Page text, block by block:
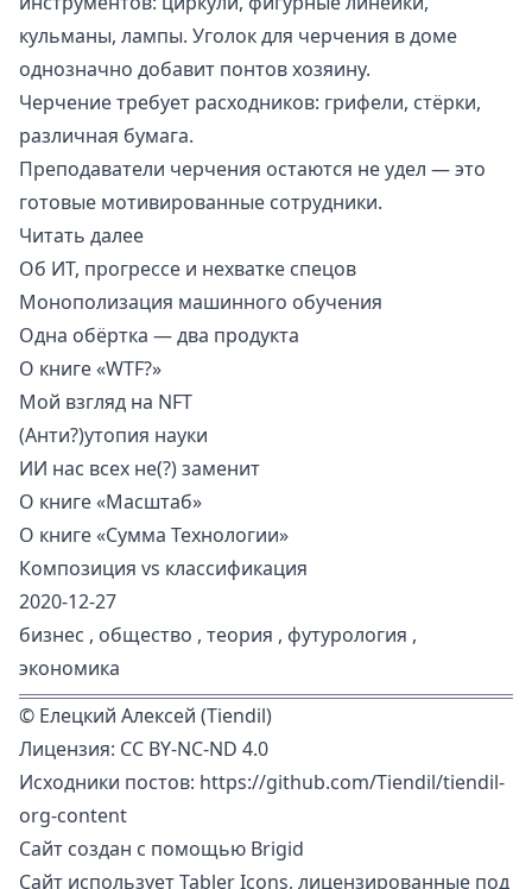
кульманы, лампы. Уголок для черчения в доме
однозначно добавит понтов хозяину.
Черчение требует расходников: грифели, стёрки,
различная бумага.
Преподаватели черчения остаются не удел — это
готовые мотивированные сотрудники.
Читать далее
Об ИТ, прогрессе и нехватке спецов
Монополизация машинного обучения
Одна обёртка — два продукта
О книге «WTF?»
Мой взгляд на NFT
(Анти?)утопия науки
ИИ нас всех не(?) заменит
О книге «Масштаб»
О книге «Сумма Технологии»
Композиция vs классификация
2020-12-27
бизнес , общество , теория , футурология ,
экономика
© Елецкий Алексей (Tiendil)
Лицензия: CC BY-NC-ND 4.0
Исходники постов: https://github.com/Tiendil/tiendil-
org-content
Сайт создан с помощью Brigid
Сайт используетTabler Icons, лицензированные под